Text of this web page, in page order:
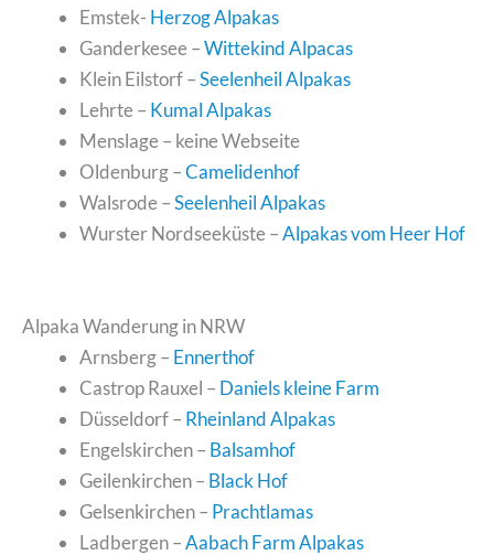
Emstek- Herzog Alpakas
Ganderkesee –Wittekind Alpacas
Klein Eilstorf –Seelenheil Alpakas
Lehrte – Kumal Alpakas
Menslage – keine Webseite
Oldenburg –Camelidenhof
Walsrode –Seelenheil Alpakas
Wurster Nordseeküste –Alpakas vom Heer Hof
Alpaka Wanderung in NRW
Arnsberg – Ennerthof
Castrop Rauxel – Daniels kleine Farm
Düsseldorf – Rheinland Alpakas
Engelskirchen – Balsamhof
Geilenkirchen – Black Hof
Gelsenkirchen – Prachtlamas
Ladbergen –Aabach Farm Alpakas